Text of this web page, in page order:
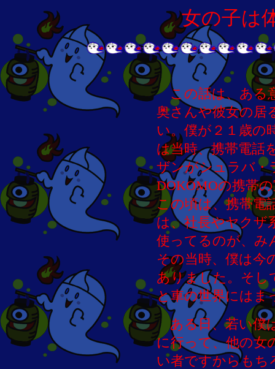
女の子は
この話は、ある
奥さんや彼女の居
い。僕が２１歳の
は当時、携帯電話
ザンがシュラバ・
DOKOMOの携帯
この頃は、携帯電
は、社長やヤクザ
使ってるのが、み
その当時、僕は今
ありました。そし
と車の世界にはま
ある日、若い僕
に行って、他の女
い者ですからもち